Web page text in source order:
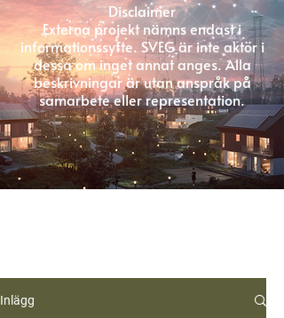
Disclaimer
Externa projekt nämns endast i
informationssyfte. SVEG är inte aktör i
dessa om inget annat anges. Alla
beskrivningar är utan anspråk på
samarbete eller representation.
Inlägg